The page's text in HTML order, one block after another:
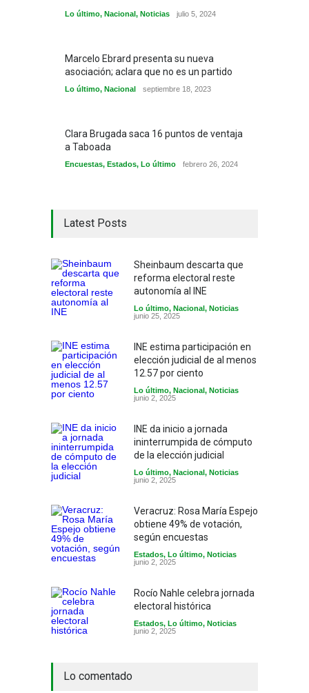
Lo último, Nacional, Noticias julio 5, 2024
Marcelo Ebrard presenta su nueva
asociación; aclara que no es un partido
Lo último, Nacional septiembre 18, 2023
Clara Brugada saca 16 puntos de ventaja
a Taboada
Encuestas, Estados, Lo último febrero 26, 2024
Latest Posts
Sheinbaum descarta que
reforma electoral reste
autonomía al INE
Lo último, Nacional, Noticias
junio 25, 2025
INE estima participación en
elección judicial de al menos
12.57 por ciento
Lo último, Nacional, Noticias
junio 2, 2025
INE da inicio a jornada
ininterrumpida de cómputo
de la elección judicial
Lo último, Nacional, Noticias
junio 2, 2025
Veracruz: Rosa María Espejo
obtiene 49% de votación,
según encuestas
Estados, Lo último, Noticias
junio 2, 2025
Rocío Nahle celebra jornada
electoral histórica
Estados, Lo último, Noticias
junio 2, 2025
Lo comentado